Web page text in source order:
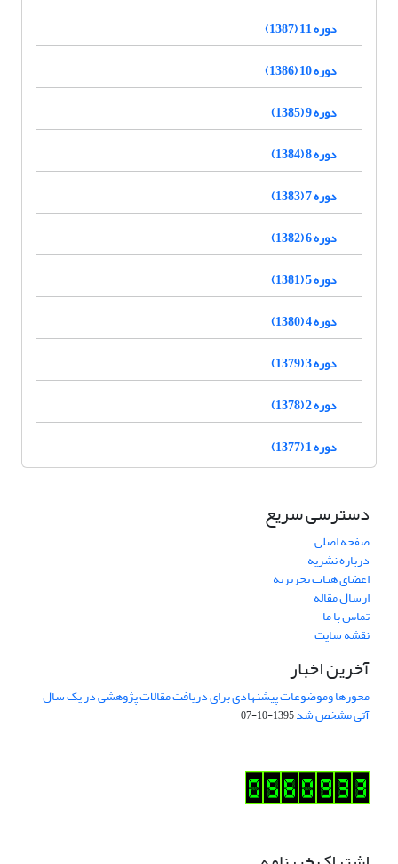
دوره 11 (1387)
دوره 10 (1386)
دوره 9 (1385)
دوره 8 (1384)
دوره 7 (1383)
دوره 6 (1382)
دوره 5 (1381)
دوره 4 (1380)
دوره 3 (1379)
دوره 2 (1378)
دوره 1 (1377)
دسترسی سریع
صفحه اصلی
درباره نشریه
اعضای هیات تحریریه
ارسال مقاله
تماس با ما
نقشه سایت
آخرین اخبار
محورها وموضوعات پیشنهادی برای دریافت مقالات پژوهشی در یک سال
آتی مشخص شد1395-10-07